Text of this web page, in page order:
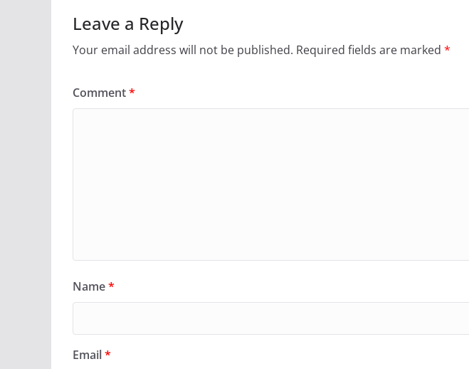
Leave a Reply
Your email address will not be published. Required fields are marked *
Comment*
Name*
Email*